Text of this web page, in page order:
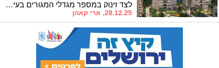
לצד זינוק במספר מגדלי המגורים בעיר כ־38 אחוז מהבנייה החדשה נותרת מרקמית ונמוכה
28.12.25, ארי קאהן